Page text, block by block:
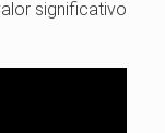
significativo